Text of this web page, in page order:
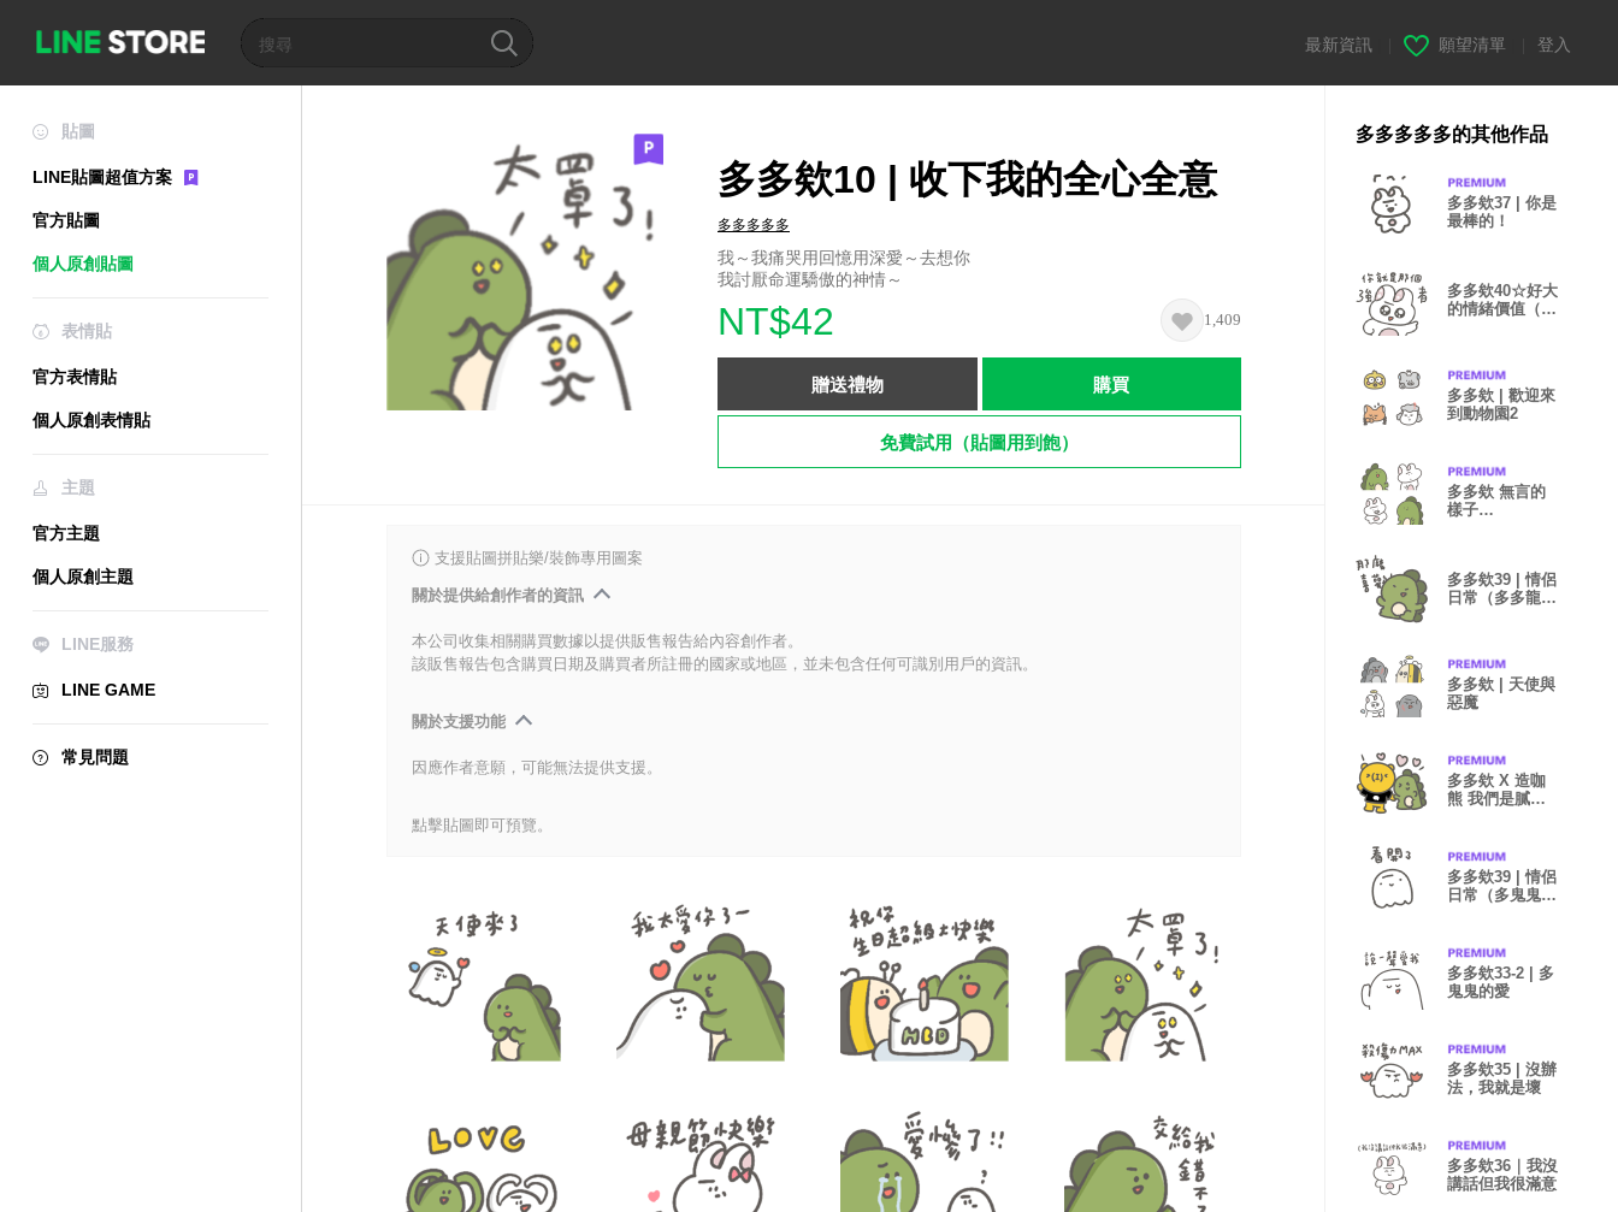
最新資訊 願望清單 登入
貼圖
LINE貼圖超值方案
官方貼圖
個人原創貼圖
表情貼
官方表情貼
個人原創表情貼
主題
官方主題
個人原創主題
LINE服務
LINE GAME
常見問題
多多欸10 | 收下我的全心全意
多多多多多
我～我痛哭用回憶用深愛～去想你
我討厭命運驕傲的神情～
NT$42 1,409
贈送禮物 購買
免費試用（貼圖用到飽）
支援貼圖拼貼樂/裝飾專用圖案
關於提供給創作者的資訊
本公司收集相關購買數據以提供販售報告給內容創作者。
該販售報告包含購買日期及購買者所註冊的國家或地區，並未包含任何可識別用戶的資訊。
關於支援功能
因應作者意願，可能無法提供支援。
點擊貼圖即可預覽。
多多多多多的其他作品
多多欸37 | 你是
最棒的！
多多欸40☆好大
的情緒價值（水
多多欸 | 歡迎來
到動物園2
多多欸 無言的
樣子…
多多欸39 | 情侶
日常（多多龍
多多欸 | 天使與
惡魔
多多欸 X 造咖
熊 我們是膩歪
多多欸39 | 情侶
日常（多鬼鬼
多多欸33-2 | 多
鬼鬼的愛
多多欸35 | 沒辦
法，我就是壞
多多欸36｜我沒
講話但我很滿意